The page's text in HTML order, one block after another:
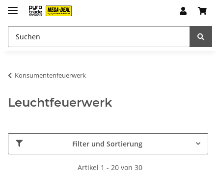
Konsumentenfeuerwerk
Leuchtfeuerwerk
Filter und Sortierung
Artikel 1 - 20 von 30